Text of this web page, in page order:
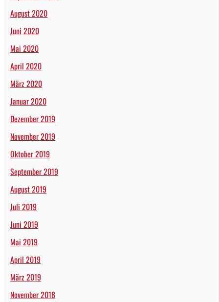
August 2020
Juni 2020
Mai 2020
April 2020
März 2020
Januar 2020
Dezember 2019
November 2019
Oktober 2019
September 2019
August 2019
Juli 2019
Juni 2019
Mai 2019
April 2019
März 2019
November 2018